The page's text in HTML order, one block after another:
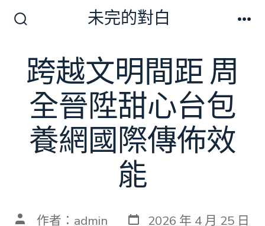
切
換
開
未完的對白
跨越文明間距 周
全晉陞甜心台包
養網國際傳佈效
能
文 作者： admin 發
2026 年 4 月 25 日